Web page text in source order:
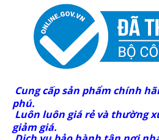
Cung cấp sản phẩm chính
phú.
Luôn luôn giá rẻ và thường
giảm giá.